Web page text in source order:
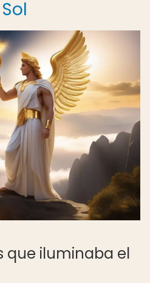
que iluminaba el